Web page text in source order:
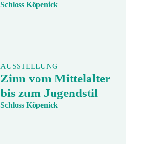
Schloss Köpenick
AUSSTELLUNG
Zinn vom Mittelalter
bis zum Jugendstil
Schloss Köpenick